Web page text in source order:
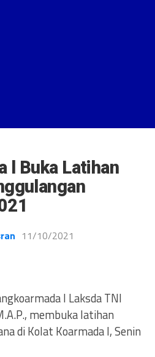
l Buka Latihan
11/10/2021
l Laksda TNI
membuka latihan
di Kolat Koarmada l, Senin